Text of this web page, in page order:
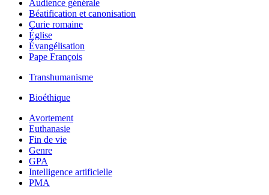
Audience générale
Béatification et canonisation
Curie romaine
Église
Évangélisation
Pape François
Transhumanisme
Bioéthique
Avortement
Euthanasie
Fin de vie
Genre
GPA
Intelligence artificielle
PMA